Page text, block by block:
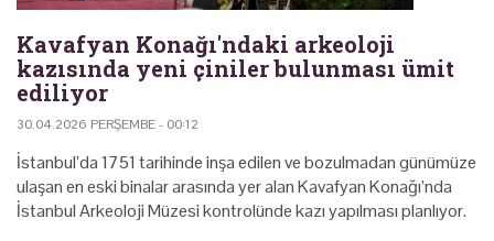
Kavafyan Konağı'ndaki arkeoloji
kazısında yeni çiniler bulunması ümit
ediliyor
30.04.2026 PERŞEMBE - 00:12
İstanbul’da 1751 tarihinde inşa edilen ve bozulmadan günümüze
ulaşan en eski binalar arasında yer alan Kavafyan Konağı’nda
İstanbul Arkeoloji Müzesi kontrolünde kazı yapılması planlıyor.